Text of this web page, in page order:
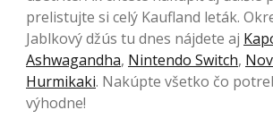
prelistujte si celý Kaufland leták.
Jablkový džús tu dnes nájdete aj
Ashwagandha, Nintendo Switch,
Hurmikaki. Nakúpte všetko čo
výhodne!